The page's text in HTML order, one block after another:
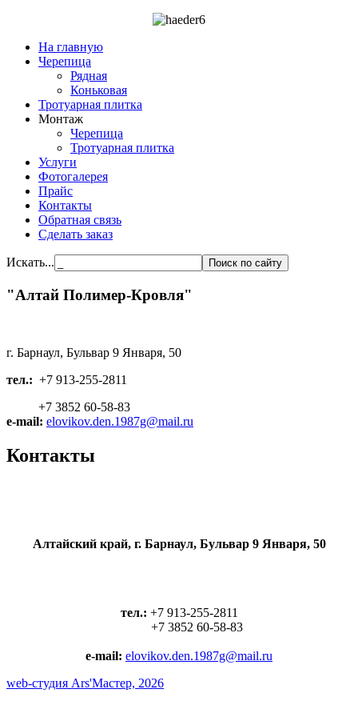
На главную
Черепица
Рядная
Коньковая
Тротуарная плитка
Монтаж
Черепица
Тротуарная плитка
Услуги
Фотогалерея
Прайс
Контакты
Обратная связь
Сделать заказ
Искать...
"Алтай Полимер-Кровля"
г. Барнаул, Бульвар 9 Января, 50
тел.: +7 913-255-2811
+7 3852 60-58-83
e-mail: elovikov.den.1987g@mail.ru
Контакты
Алтайский край, г. Барнаул, Бульвар 9 Января, 50
тел.: +7 913-255-2811
+7 3852 60-58-83
e-mail: elovikov.den.1987g@mail.ru
web-cтудия Ars'Мастер, 2026